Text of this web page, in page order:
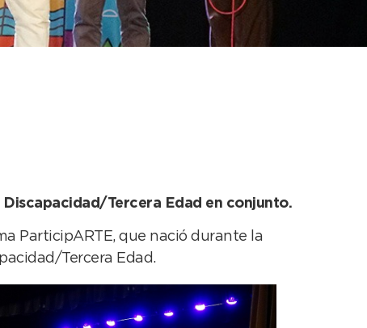
Tercera Edad en conjunto.
ParticipARTE, que nació durante la
Tercera Edad.